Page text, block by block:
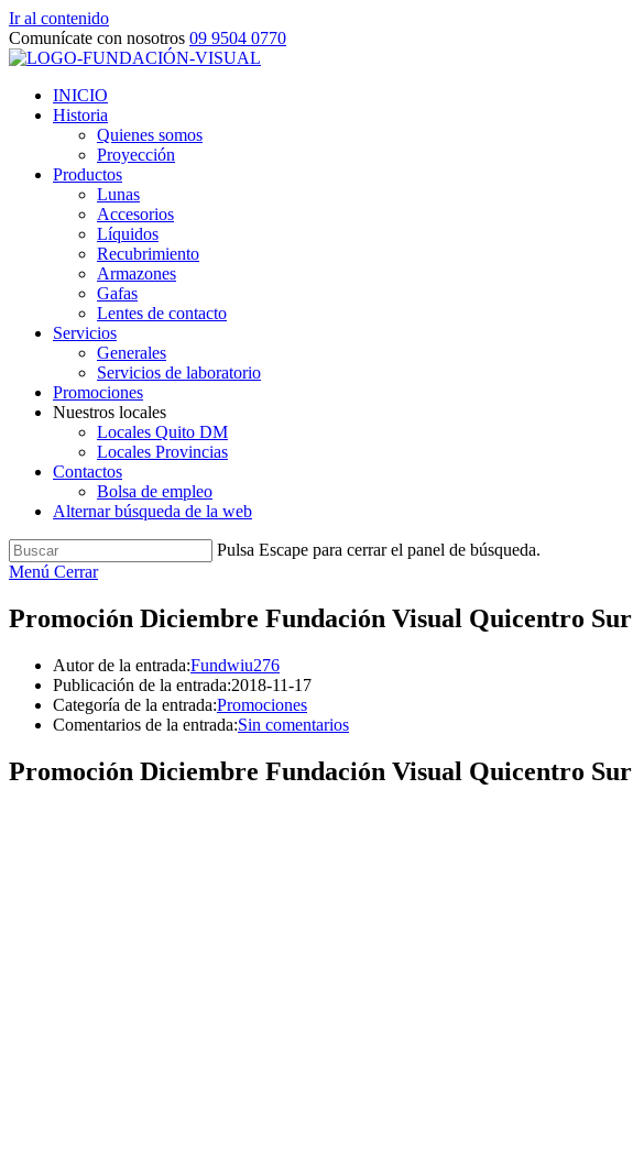
Ir al contenido
Comunícate con nosotros 09 9504 0770
INICIO
Historia
Quienes somos
Proyección
Productos
Lunas
Accesorios
Líquidos
Recubrimiento
Armazones
Gafas
Lentes de contacto
Servicios
Generales
Servicios de laboratorio
Promociones
Nuestros locales
Locales Quito DM
Locales Provincias
Contactos
Bolsa de empleo
Alternar búsqueda de la web
Pulsa Escape para cerrar el panel de búsqueda.
Menú Cerrar
Promoción Diciembre Fundación Visual Quicentro Sur
Autor de la entrada:Fundwiu276
Publicación de la entrada:2018-11-17
Categoría de la entrada:Promociones
Comentarios de la entrada:Sin comentarios
Promoción Diciembre Fundación Visual Quicentro Sur